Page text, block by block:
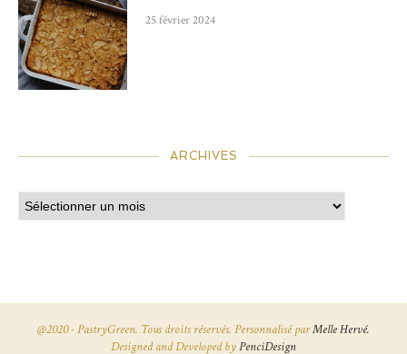
25 février 2024
ARCHIVES
@2020 - PastryGreen. Tous droits réservés. Personnalisé parMelle Hervé.
Designed and Developed byPenciDesign